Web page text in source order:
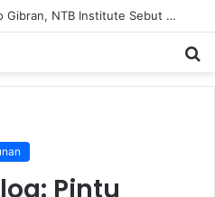
Dukung Program Prabowo Gibran, NTB Institute Sebut MBG dan Kopdes Solusi Percepatan Pembangunan Daerah 3T
Pintu